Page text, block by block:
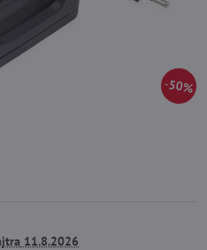
50%
11.8.2026